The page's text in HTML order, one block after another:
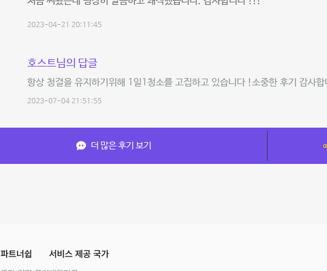
2023-04-21 20:11:45
호스트님의 답글
항상 청결을 유지하기위해 1일1청소를 고집하고 있습니다 !소중한 후기 감사
2023-07-04 21:51:55
더 많은 후기 보기
파트너쉽 서비스 제공 국가